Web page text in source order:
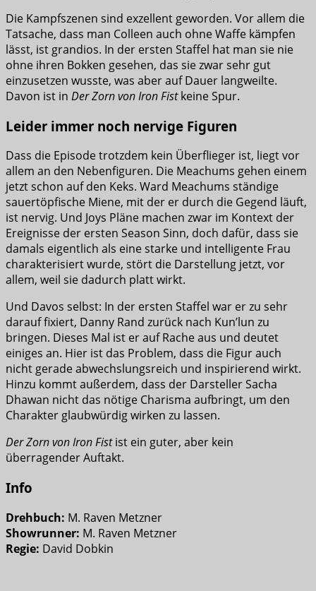
Die Kampfszenen sind exzellent geworden. Vor allem die
Tatsache, dass man Colleen auch ohne Waffe kämpfen
lässt, ist grandios. In der ersten Staffel hat man sie nie
ohne ihren Bokken gesehen, das sie zwar sehr gut
einzusetzen wusste, was aber auf Dauer langweilte.
Davon ist in Der Zorn von Iron Fistkeine Spur.
Leider immer noch nervige Figuren
Dass die Episode trotzdem kein Überflieger ist, liegt vor
allem an den Nebenfiguren. Die Meachums gehen einem
jetzt schon auf den Keks. Ward Meachums ständige
sauertöpfische Miene, mit der er durch die Gegend läuft,
ist nervig. Und Joys Pläne machen zwar im Kontext der
Ereignisse der ersten Season Sinn, doch dafür, dass sie
damals eigentlich als eine starke und intelligente Frau
charakterisiert wurde, stört die Darstellung jetzt, vor
allem, weil sie dadurch platt wirkt.
Und Davos selbst: In der ersten Staffel war er zu sehr
darauf fixiert, Danny Rand zurück nach Kun’lun zu
bringen. Dieses Mal ist er auf Rache aus und deutet
einiges an. Hier ist das Problem, dass die Figur auch
nicht gerade abwechslungsreich und inspirierend wirkt.
Hinzu kommt außerdem, dass der Darsteller Sacha
Dhawan nicht das nötige Charisma aufbringt, um den
Charakter glaubwürdig wirken zu lassen.
Der Zorn von Iron Fistist ein guter, aber kein
überragender Auftakt.
Info
Drehbuch: M. Raven Metzner
Showrunner: M. Raven Metzner
Regie: David Dobkin